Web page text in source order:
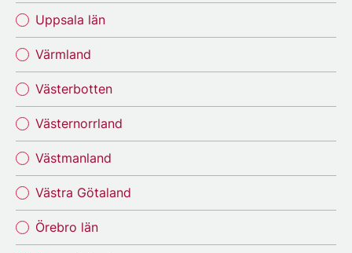
Uppsala län
Värmland
Västerbotten
Västernorrland
Västmanland
Västra Götaland
Örebro län